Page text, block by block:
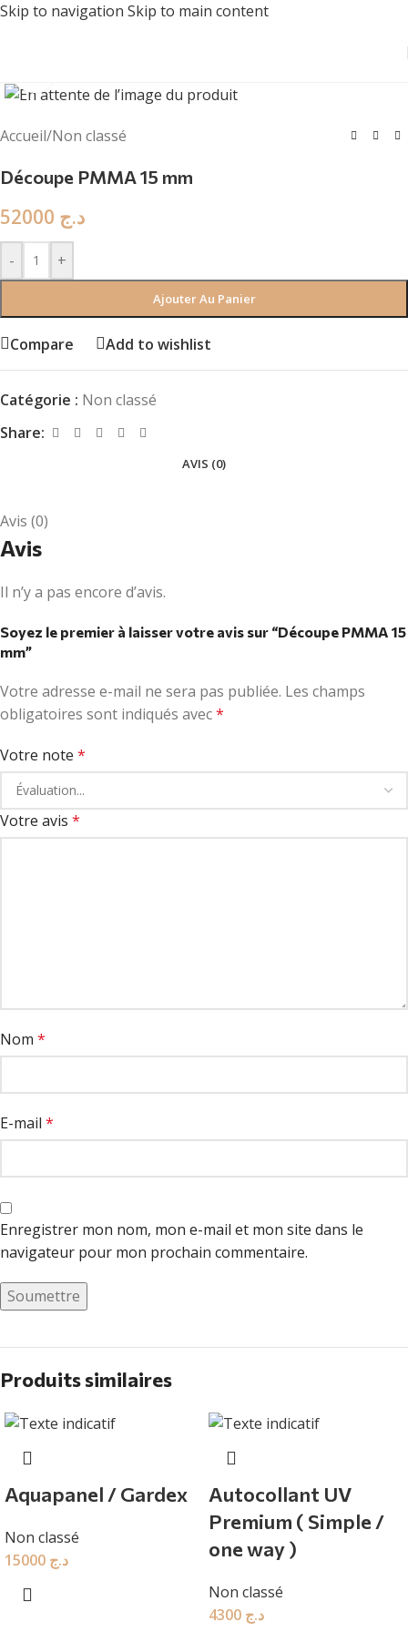
Skip to navigation Skip to main content
Accueil/Non classé
Découpe PMMA 15 mm
د.ج
- +
Ajouter Au Panier
Compare Add to wishlist
Catégorie : Non classé
Share:
AVIS (0)
Avis (0)
Avis
Il n’y a pas encore d’avis.
Soyez le premier à laisser votre avis sur “Découpe PMMA 15
mm”
Votre adresse e-mail ne sera pas publiée. Les champs
obligatoires sont indiqués avec*
Votre note *
Votre avis *
Nom *
E-mail *
Enregistrer mon nom, mon e-mail et mon site dans le
navigateur pour mon prochain commentaire.
Produits similaires
Aquapanel / Gardex
Non classé
د.ج
Autocollant UV
Premium ( Simple /
one way )
Non classé
د.ج